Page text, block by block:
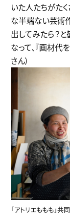
いた人たちがた
な半端ない芸術
出してみたら？
なって、『画材代
さん）
「アトリエももも」共